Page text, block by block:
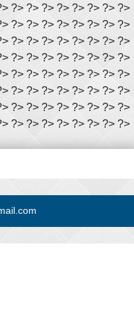
?> ?> ?> ?> ?> ?> ?> ?>
?> ?> ?> ?> ?> ?> ?> ?>
?> ?> ?> ?> ?> ?> ?> ?>
?> ?> ?> ?> ?> ?> ?> ?>
?> ?> ?> ?> ?> ?> ?> ?>
?> ?> ?> ?> ?> ?> ?> ?>
?> ?> ?> ?> ?> ?> ?> ?>
?> ?> ?> ?> ?> ?> ?> ?>